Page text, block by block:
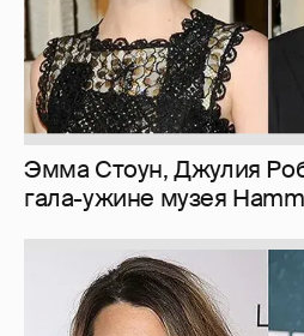
Эмма Стоун, Джулия
гала-ужине музея